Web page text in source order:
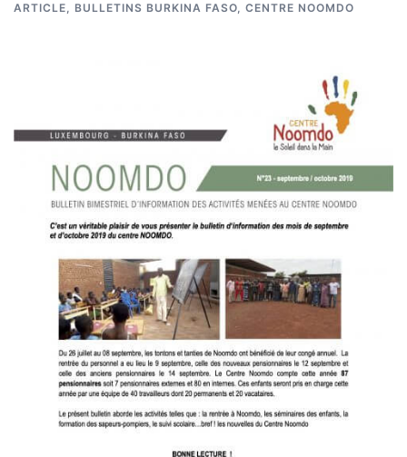
ARTICLE, BULLETINS BURKINA FASO, CENTRE NOOMDO